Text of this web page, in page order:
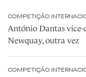
COMPETIÇÃO
António Dantas vice-
Newquay, outra vez
COMPETIÇÃO